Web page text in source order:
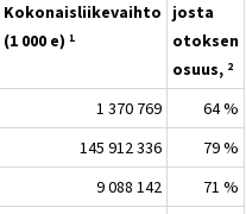
Kokonaisliikevaihto
(1 000 e) 1
josta
otoksen
osuus, 2
1 370 769
64 %
145 912 336
79 %
9 088 142
71 %